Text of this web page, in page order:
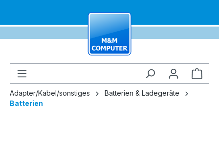
Adapter/Kabel/sonstiges
Batterien & Ladegeräte
Batterien